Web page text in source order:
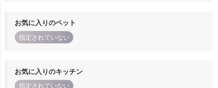
お気に入りのペット
指定されていない
お気に入りのキッチン
指定されていない